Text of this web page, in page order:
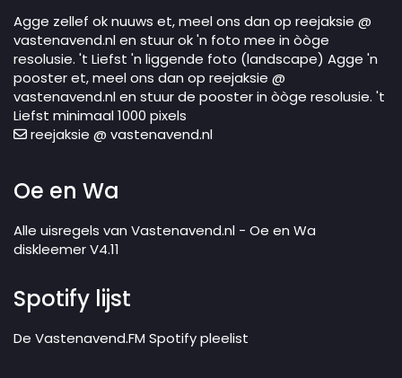
Agge zellef ok nuuws et, meel ons dan op reejaksie @
vastenavend.nl en stuur ok 'n foto mee in òòge
resolusie. 't Liefst 'n liggende foto (landscape) Agge 'n
pooster et, meel ons dan op reejaksie @
vastenavend.nl en stuur de pooster in òòge resolusie. 't
Liefst minimaal 1000 pixels
reejaksie @ vastenavend.nl
Oe en Wa
Alle uisregels van Vastenavend.nl - Oe en Wa
diskleemer V4.11
Spotify lijst
De Vastenavend.FM Spotify pleelist